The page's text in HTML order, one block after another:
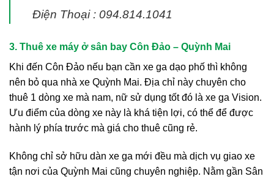
Điện Thoại : 094.814.1041
3. Thuê xe máy ở sân bay Côn Đảo – Quỳnh Mai
Khi đến Côn Đảo nếu bạn cần xe ga dạo phố thì không
nên bỏ qua nhà xe Quỳnh Mai. Địa chỉ này chuyên cho
thuê 1 dòng xe mà nam, nữ sử dụng tốt đó là xe ga Vision.
Ưu điểm của dòng xe này là khá tiện lợi, có thể để được
hành lý phía trước mà giá cho thuê cũng rẻ.
Không chỉ sở hữu dàn xe ga mới đều mà dịch vụ giao xe
tận nơi của Quỳnh Mai cũng chuyên nghiệp. Nằm gần Sân